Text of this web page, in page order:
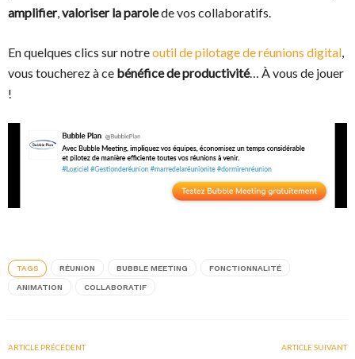
amplifier, valoriser la parolede vos collaboratifs.
En quelques clics sur notreoutil de pilotage de réunions digital
vous toucherez à ce bénéfice de productivité… À vous de jouer
!
TAGS RÉUNION BUBBLE MEETING FONCTIONNALITÉ
ANIMATION COLLABORATIF
ARTICLE PRÉCÉDENT ARTICLE SUIVANT